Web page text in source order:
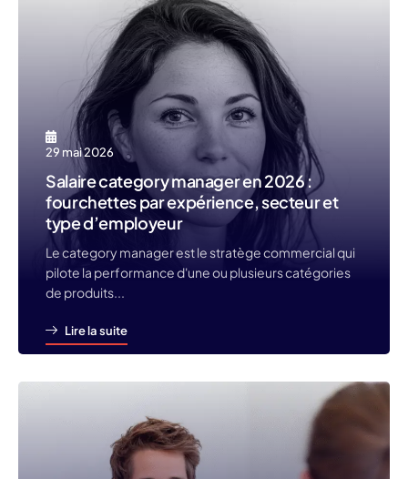
29 mai 2026
Salaire category manager en 2026 :
fourchettes par expérience, secteur et
type d’employeur
Le category manager est le stratège commercial qui
pilote la performance d'une ou plusieurs catégories
de produits...
Lire la suite